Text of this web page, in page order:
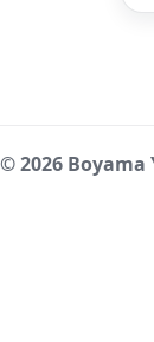
© 2026 Boyama